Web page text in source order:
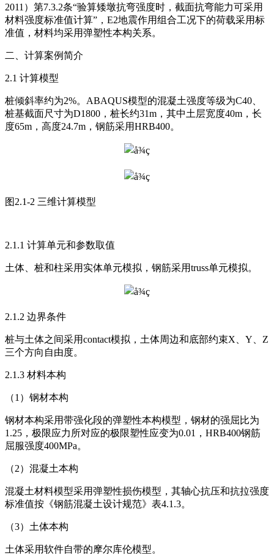
2011）第7.3.2条“验算矮墩抗弯强度时，截面抗弯能力可采用
材料强度标准值计算”，E2地震作用组合工况下的荷载采用标
准值，材料均采用弹塑性本构关系。
二、计算案例简介
2.1 计算模型
桩倾斜率约为2%。ABAQUS模型的混凝土强度等级为C40、
桩基截面尺寸为D1800，桩长约31m，其中土层宽度40m，长
度65m，高度24.7m，钢筋采用HRB400。
图2.1-2 三维计算模型
2.1.1 计算单元和参数取值
土体、桩和柱采用实体单元模拟，钢筋采用truss单元模拟。
2.1.2 边界条件
桩与土体之间采用contact模拟，土体周边和底部约束X、Y、Z
三个方向自由度。
2.1.3 材料本构
（1）钢材本构
钢材本构采用带强化段的弹塑性本构模型，钢材的强屈比为
1.25，极限应力所对应的极限塑性应变为0.01，HRB400钢筋
屈服强度400MPa。
（2）混凝土本构
混凝土材料模型采用弹塑性损伤模型，其轴心抗压和抗拉强度
标准值按《钢筋混凝土设计规范》表4.1.3。
（3）土体本构
土体采用软件自带的摩尔库伦模型。